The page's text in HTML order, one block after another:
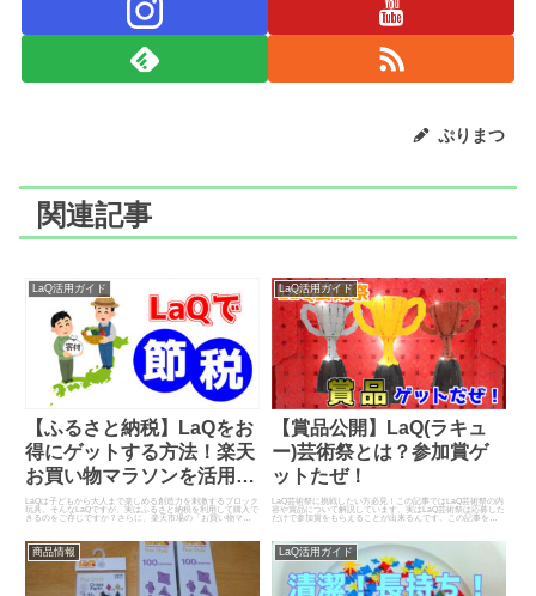
ぷりまつ
関連記事
LaQ活用ガイド
【ふるさと納税】LaQをお
得にゲットする方法！楽天
お買い物マラソンを活用し
よう
LaQは子どもから大人まで楽しめる創造力を刺激するブロック
玩具。そんなLaQですが、実はふるさと納税を利用して購入で
きるのをご存じですか？さらに、楽天市場の「お買い物マラ
市場のお買い物マラソンでの最大限の活用法を詳しくご紹介
します！
LaQ活用ガイド
【賞品公開】LaQ(ラキュ
ー)芸術祭とは？参加賞ゲ
ットたぜ！
LaQ芸術祭に挑戦したい方必見！この記事ではLaQ芸術祭の内
容や賞品について解説しています。実はLaQ芸術祭は応募した
だけで参加賞をもらえることが出来るんです。この記事を読
商品情報 LaQ活用ガイド